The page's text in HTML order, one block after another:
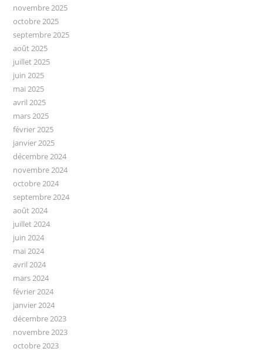
novembre 2025
octobre 2025
septembre 2025
août 2025
juillet 2025
juin 2025
mai 2025
avril 2025
mars 2025
février 2025
janvier 2025
décembre 2024
novembre 2024
octobre 2024
septembre 2024
août 2024
juillet 2024
juin 2024
mai 2024
avril 2024
mars 2024
février 2024
janvier 2024
décembre 2023
novembre 2023
octobre 2023